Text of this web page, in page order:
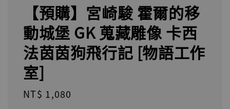
【預購】宮崎駿 霍爾的移
動城堡 GK 蒐藏雕像 卡西
法茵茵狗飛行記 [物語工作
室]
Regular
NT$ 1,080